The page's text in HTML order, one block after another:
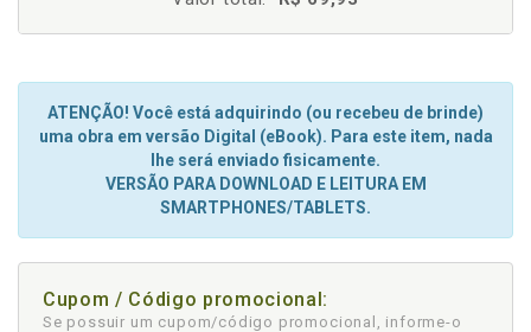
ATENÇÃO! Você está adquirindo (ou recebeu de brinde)
uma obra em versão Digital (eBook). Para este item, nada
lhe será enviado fisicamente.
VERSÃO PARA DOWNLOAD E LEITURA EM
SMARTPHONES/TABLETS.
Cupom / Código promocional:
Se possuir um cupom/código promocional, informe-o